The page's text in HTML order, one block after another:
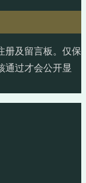
册及留言板。仅保
通过才会公开显